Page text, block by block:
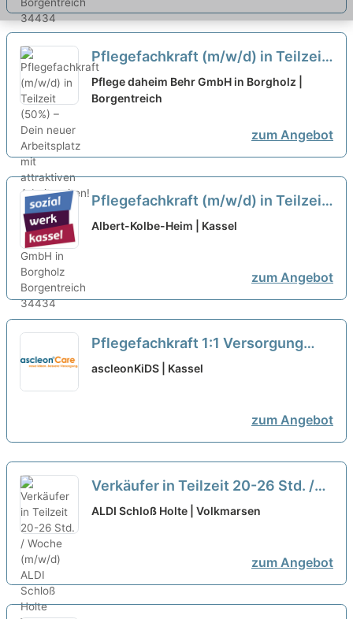
Pflegefachkraft (m/w/d) in Teilzeit
(50%) – Dein neuer Arbeitsplatz mit
attraktiven Arbeitszeiten!
Pflege daheim Behr GmbH in Borgholz |
Borgentreich
zum Angebot
Pflegefachkraft (m/w/d) in Teilzeit
(30-35h/Woche) – Ihr neuer
Albert-Kolbe-Heim | Kassel
zum Angebot
Pflegefachkraft 1:1 Versorgung
(m/w/d) in Teilzeit - Sichere Dir
ascleonKiDS | Kassel
zum Angebot
Verkäufer in Teilzeit 20-26 Std. /
Woche (m/w/d) neu
ALDI Schloß Holte | Volkmarsen
zum Angebot